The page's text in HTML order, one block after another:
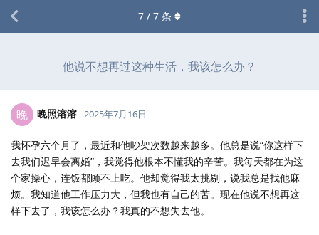
他说不想再过这种生活，我该怎么办？
7 / 7 条
晚 晚照溶溶 2025年7月16日
我怀孕六个月了，最近和他吵架次数越来越多。他总是说“你这样下
去我们迟早会离婚”，我觉得他根本不懂我的辛苦。我每天都在为这
个家操心，连饭都顾不上吃。他却觉得我太挑剔，说我总是找他麻
烦。我知道他工作压力大，但我也有自己的苦。现在他说不想再这
样下去了，我该怎么办？我真的不想失去他。